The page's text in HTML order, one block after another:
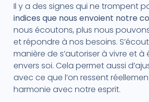
Il y a des signes qui ne trompent
indices que nous envoient notre
nous écoutons, plus nous
et répondre à nos besoins.
manière de s’autoriser à vivre et
envers soi. Cela permet aussi
avec ce que l’on ressent
harmonie avec notre esprit.